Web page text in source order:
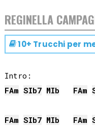
REGINELLA
10+ Trucchi per
FAm SIb7 MIb FAm
FAm SIb7 MIb FAm